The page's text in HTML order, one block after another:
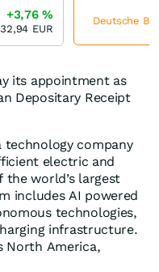
its appointment as
Depositary Receipt
technology company
electric and
world’s largest
includes AI powered
technologies,
infrastructure.
North America,
+3,76%
32,94 EUR
Deutsche